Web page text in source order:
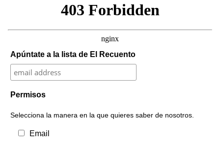
Apúntate a la lista de El Recuento
Permisos
Selecciona la manera en la que quieres saber de nosotros.
Email